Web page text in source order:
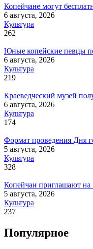
Копейчане могут
6 августа, 2026
Культура
262
Юные копейские певцы
6 августа, 2026
Культура
219
Краеведческий музей
6 августа, 2026
Культура
174
Формат проведения Дня
5 августа, 2026
Культура
328
Копейчан приглашают
5 августа, 2026
Культура
237
Популярное